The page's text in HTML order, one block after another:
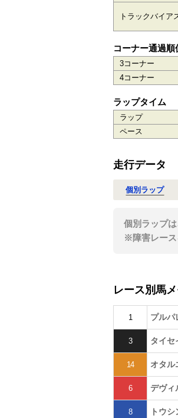
トラックバイア
コーナー通過順
3コーナー
4コーナー
ラップタイム
ラップ
ペース
走行データ
個別ラップ
個別ラップ
※障害レース
レース別馬
1 プルパ
3 タイセ
14 オタル
6 デヴィ
8 トウ